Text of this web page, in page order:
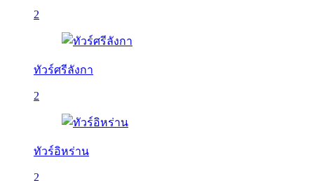
2
ทัวร์ศรีลังกา
2
ทัวร์อิหร่าน
2